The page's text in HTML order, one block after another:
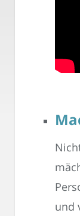
und